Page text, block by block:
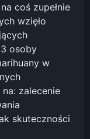
coś zupełnie
wzięło
osoby
w
zalecenie
skuteczności